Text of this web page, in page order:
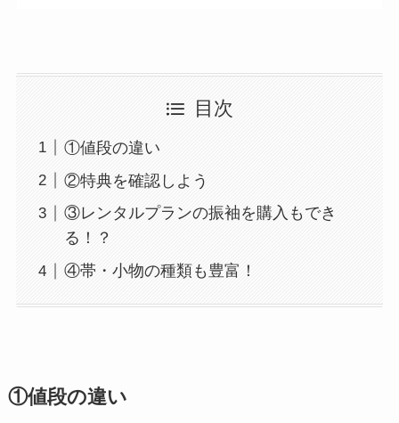
目次
①値段の違い
②特典を確認しよう
③レンタルプランの振袖を購入もでき
る！？
④帯・小物の種類も豊富！
①値段の違い